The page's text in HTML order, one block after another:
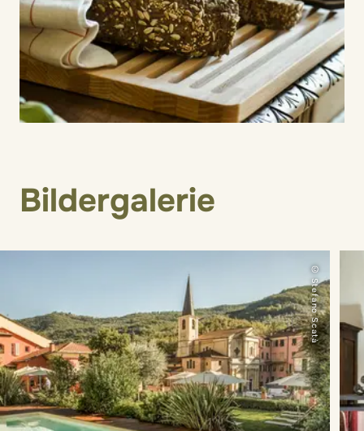
Bildergalerie
© Stefano Scatà